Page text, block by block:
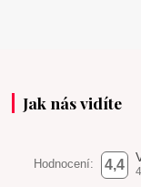
Jak nás vidíte